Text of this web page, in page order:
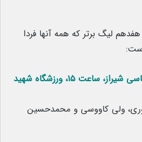
هفدهم لیگ برتر که همه آنها فردا
گل‌گهر سیرجان – فجر شهیدسپاسی شیراز، ساعت ۱۵، ورزشگاه شهید
ولی کاووسی و محمدحسین